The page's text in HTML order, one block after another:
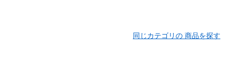
同じカテゴリの 商品を探す